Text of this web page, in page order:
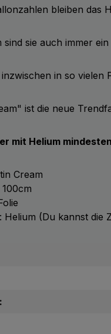
bleiben das
sind sie auch immer
in so vielen
ist die neue
mit Helium
Cream
Helium (Du kannst die